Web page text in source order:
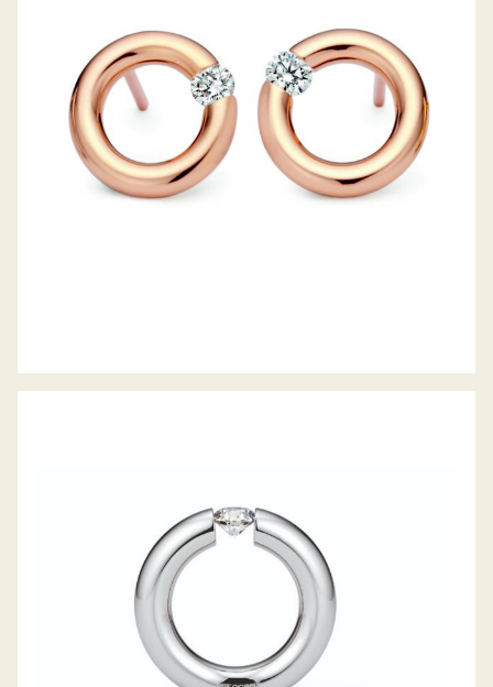
OHRSTECKER SPANNRING
SPANNRING RUND